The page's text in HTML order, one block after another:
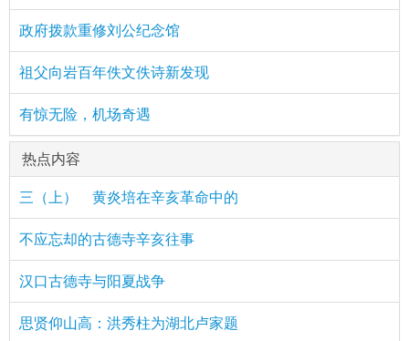
政府拨款重修刘公纪念馆
祖父向岩百年佚文佚诗新发现
有惊无险，机场奇遇
热点内容
三（上） 黄炎培在辛亥革命中的
不应忘却的古德寺辛亥往事
汉口古德寺与阳夏战争
思贤仰山高：洪秀柱为湖北卢家题